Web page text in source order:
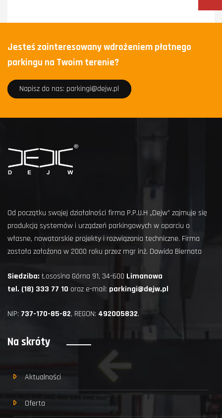
Jesteś zainteresowany wdrożeniem płatnego
parkingu na Twoim terenie?
Napisz do nas: parkingi@dejw.pl
Od początku swojej działalności firma P.P.U.H „Dejw” zajmuje się
produkcją systemów i urządzeń parkingowych w oparciu o
własne, nowatorskie projekty i rozwiązania techniczne. Firma
została założona w 2000 roku przez mgr inż. Dawida Biernata
Siedziba: Łososina Górna 91, 34-600 Limanowa
tel. (18) 333 77 10 oraz e-mail: parkingi@dejw.pl
NIP: 737-170-85-82, REGON: 492005832.
Na skróty
Aktualności
Oferta